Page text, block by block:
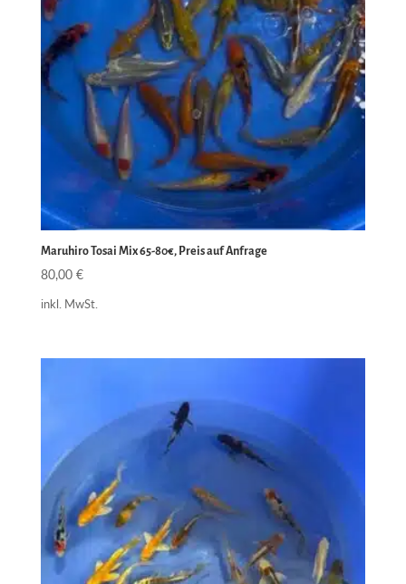
Maruhiro Tosai Mix 65-80€, Preis auf Anfrage
80,00 €
inkl. MwSt.